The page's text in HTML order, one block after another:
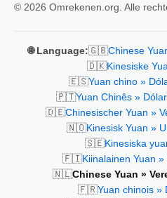
© 2026 Omrekenen.org. Alle
🌐 Language:🇬🇧Chinese
🇩🇰Kinesiske
🇪🇸Yuan chino »
🇵🇹Yuan Chinês »
🇩🇪Chinesischer Yuan »
🇳🇴Kinesisk Yuan »
🇸🇪Kinesiska
🇫🇮Kiinalainen Yuan
🇳🇱Chinese Yuan »
🇫🇷Yuan chinois »